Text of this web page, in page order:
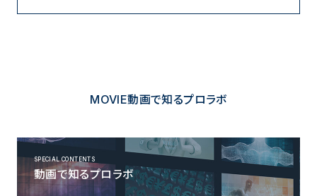
MOVIE動画で知るプロラボ
SPECIAL CONTENTS
動画で知るプロラボ